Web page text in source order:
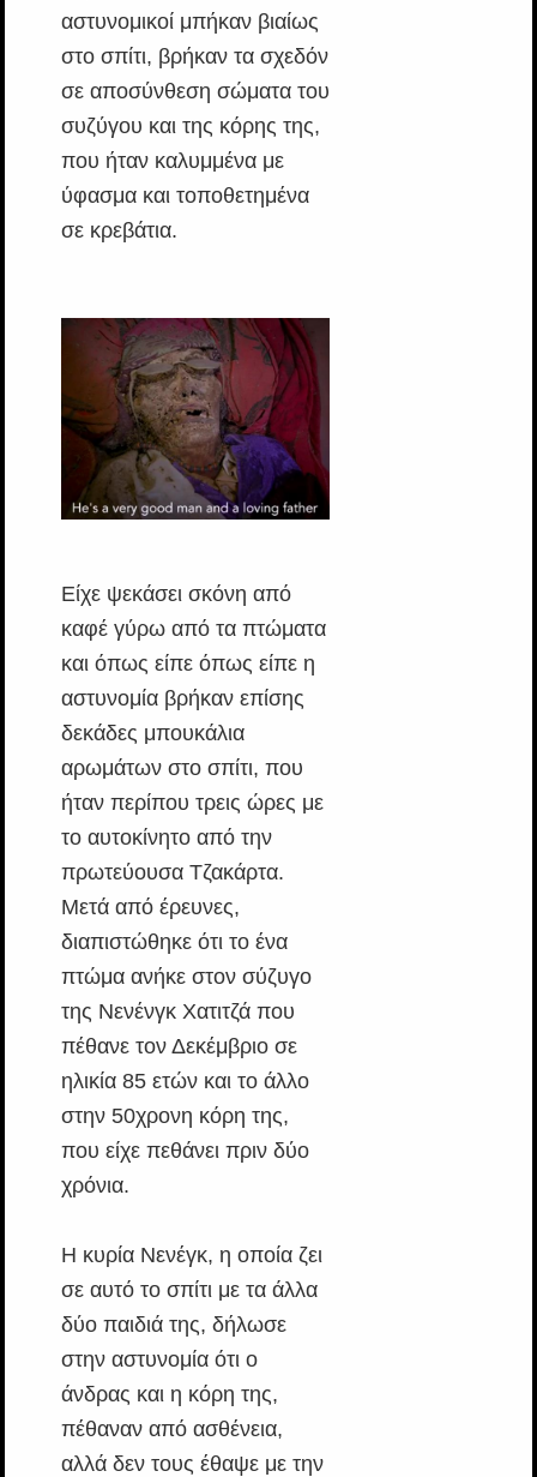
αστυνομικοί μπήκαν βιαίως
στο σπίτι, βρήκαν τα σχεδόν
σε αποσύνθεση σώματα του
συζύγου και της κόρης της,
που ήταν καλυμμένα με
ύφασμα και τοποθετημένα
σε κρεβάτια.
Είχε ψεκάσει σκόνη από
καφέ γύρω από τα πτώματα
και όπως είπε όπως είπε η
αστυνομία βρήκαν επίσης
δεκάδες μπουκάλια
αρωμάτων στο σπίτι, που
ήταν περίπου τρεις ώρες με
το αυτοκίνητο από την
πρωτεύουσα Τζακάρτα.
Μετά από έρευνες,
διαπιστώθηκε ότι το ένα
πτώμα ανήκε στον σύζυγο
της Νενένγκ Χατιτζά που
πέθανε τον Δεκέμβριο σε
ηλικία 85 ετών και το άλλο
στην 50χρονη κόρη της,
που είχε πεθάνει πριν δύο
χρόνια.
Η κυρία Νενέγκ, η οποία ζει
σε αυτό το σπίτι με τα άλλα
δύο παιδιά της, δήλωσε
στην αστυνομία ότι ο
άνδρας και η κόρη της,
πέθαναν από ασθένεια,
αλλά δεν τους έθαψε με την